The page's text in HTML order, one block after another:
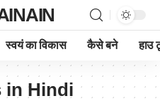
स्वयं का विकास कैसे बने हाउ
in Hindi